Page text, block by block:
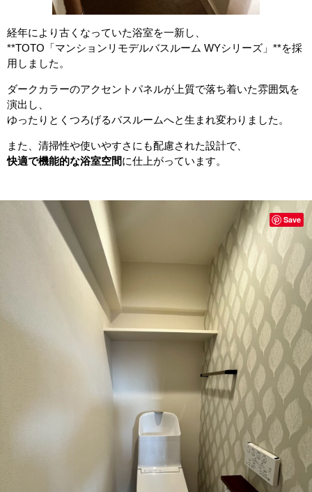
経年により古くなっていた浴室を一新し、
**TOTO「マンションリモデルバスルーム WYシリーズ」**を採
用しました。
ダークカラーのアクセントパネルが上質で落ち着いた雰囲気を
演出し、
ゆったりとくつろげるバスルームへと生まれ変わりました。
また、清掃性や使いやすさにも配慮された設計で、
快適で機能的な浴室空間に仕上がっています。
Save